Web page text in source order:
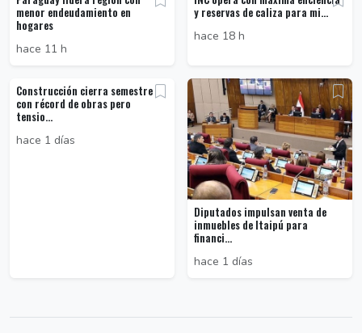
menor endeudamiento en
hogares
hace 11 h
y reservas de caliza para mi...
hace 18 h
Construcción cierra semestre
con récord de obras pero
tensio...
hace 1 días
Diputados impulsan venta de
inmuebles de Itaipú para
financi...
hace 1 días